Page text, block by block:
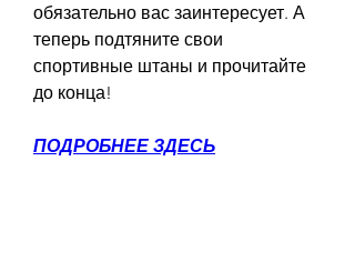
обязательно вас заинтересует. А
теперь подтяните свои
спортивные штаны и прочитайте
до конца!
ПОДРОБНЕЕ ЗДЕСЬ